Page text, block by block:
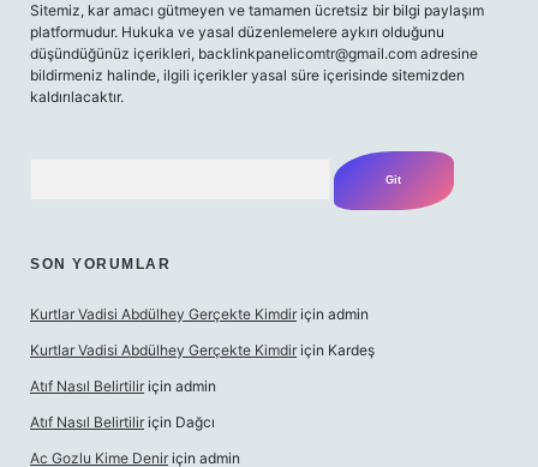
Sitemiz, kar amacı gütmeyen ve tamamen ücretsiz bir bilgi paylaşım
platformudur. Hukuka ve yasal düzenlemelere aykırı olduğunu
düşündüğünüz içerikleri, backlinkpanelicomtr@gmail.com adresine
bildirmeniz halinde, ilgili içerikler yasal süre içerisinde sitemizden
kaldırılacaktır.
SON YORUMLAR
Kurtlar Vadisi Abdülhey Gerçekte Kimdir için admin
Kurtlar Vadisi Abdülhey Gerçekte Kimdir için Kardeş
Atıf Nasıl Belirtilir için admin
Atıf Nasıl Belirtilir için Dağcı
Ac Gozlu Kime Denir için admin